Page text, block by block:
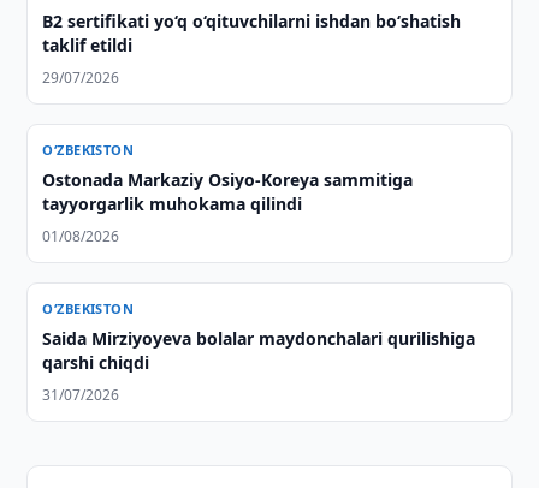
B2 sertifikati yo‘q o‘qituvchilarni ishdan bo‘shatish
taklif etildi
29/07/2026
O‘ZBEKISTON
Ostonada Markaziy Osiyo-Koreya sammitiga
tayyorgarlik muhokama qilindi
01/08/2026
O‘ZBEKISTON
Saida Mirziyoyeva bolalar maydonchalari qurilishiga
qarshi chiqdi
31/07/2026